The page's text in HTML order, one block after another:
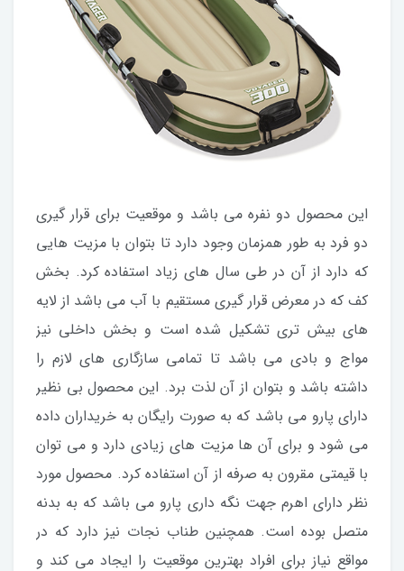
این محصول دو نفره می باشد و موقعیت برای قرار گیری
دو فرد به طور همزمان وجود دارد تا بتوان با مزیت هایی
که دارد از آن در طی سال های زیاد استفاده کرد. بخش
کف که در معرض قرار گیری مستقیم با آب می باشد از لایه
های بیش تری تشکیل شده است و بخش داخلی نیز
مواج و بادی می باشد تا تمامی سازگاری های لازم را
داشته باشد و بتوان از آن لذت برد. این محصول بی نظیر
دارای پارو می باشد که به صورت رایگان به خریداران داده
می شود و برای آن ها مزیت های زیادی دارد و می توان
با قیمتی مقرون به صرفه از آن استفاده کرد. محصول مورد
نظر دارای اهرم جهت نگه داری پارو می باشد که به بدنه
متصل بوده است. همچنین طناب نجات نیز دارد که در
مواقع نیاز برای افراد بهترین موقعیت را ایجاد می کند و